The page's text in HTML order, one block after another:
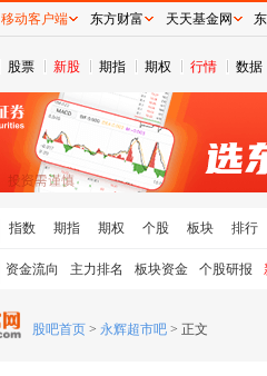
股票 新股 期指 期权 行情 数据
指数 期指 期权 个股 板块 排行
资金流向 主力排名 板块资金 个股研报
股吧首页 > 永辉超市吧 > 正文
移动客户端 东方财富 天天基金网